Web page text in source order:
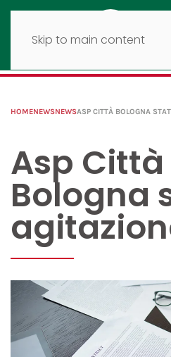
Skip to main content
HOMENEWSNEWSASP CITTÀ BOLOGNA
Asp Città
Bologna